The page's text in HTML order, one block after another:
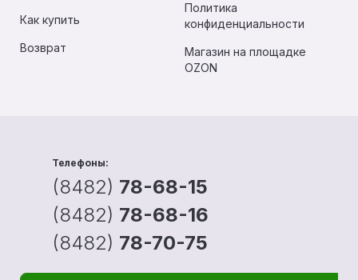
Как купить
Возврат
Политика
конфиденциальности
Магазин на площадке
OZON
Телефоны:
(8482) 78-68-15
(8482) 78-68-16
(8482) 78-70-75